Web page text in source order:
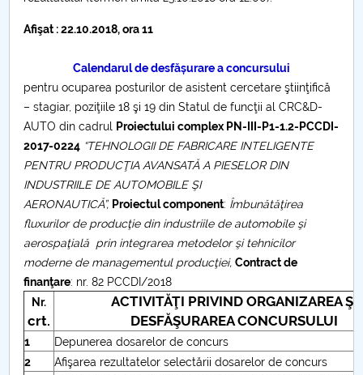
privind implementarea Planului Operațional 2020-
2024
Parteneri CUP
Centrul de Consiliere și Orientare în Carieră
Chestionar angajabilitate ALUMNI – UPB
CAR2026
MENIU CANTINA
Partenerii consorţiului
Echipa de cercetare din UPIT
Afişat : 22.10.2018, ora 11
Calendarul de desfășurare a concursului
pentru ocuparea posturilor de asistent cercetare ştiinţifică
– stagiar, poziţiile 18 şi 19 din Statul de funcţii al CRC&D-
AUTO din cadrul Proiectului complex PN-III-P1-1.2-PCCDI-
2017-0224 “TEHNOLOGII DE FABRICARE INTELIGENTE
PENTRU PRODUCŢIA AVANSATĂ A PIESELOR DIN
INDUSTRIILE DE AUTOMOBILE ŞI
AERONAUTICĂ”, Proiectul component: Îmbunătăţirea
fluxurilor de producţie din industriile de automobile şi
aerospaţială prin integrarea metodelor şi tehnicilor
moderne de managementul producţiei,Contract de
finanţare: nr. 82 PCCDI/2018
Nr.
crt.
ACTIVITĂŢI PRIVIND ORGANIZAREA ŞI
DESFĂŞURAREA CONCURSULUI
1
Depunerea dosarelor de concurs
2
Afişarea rezultatelor selectării dosarelor de concurs